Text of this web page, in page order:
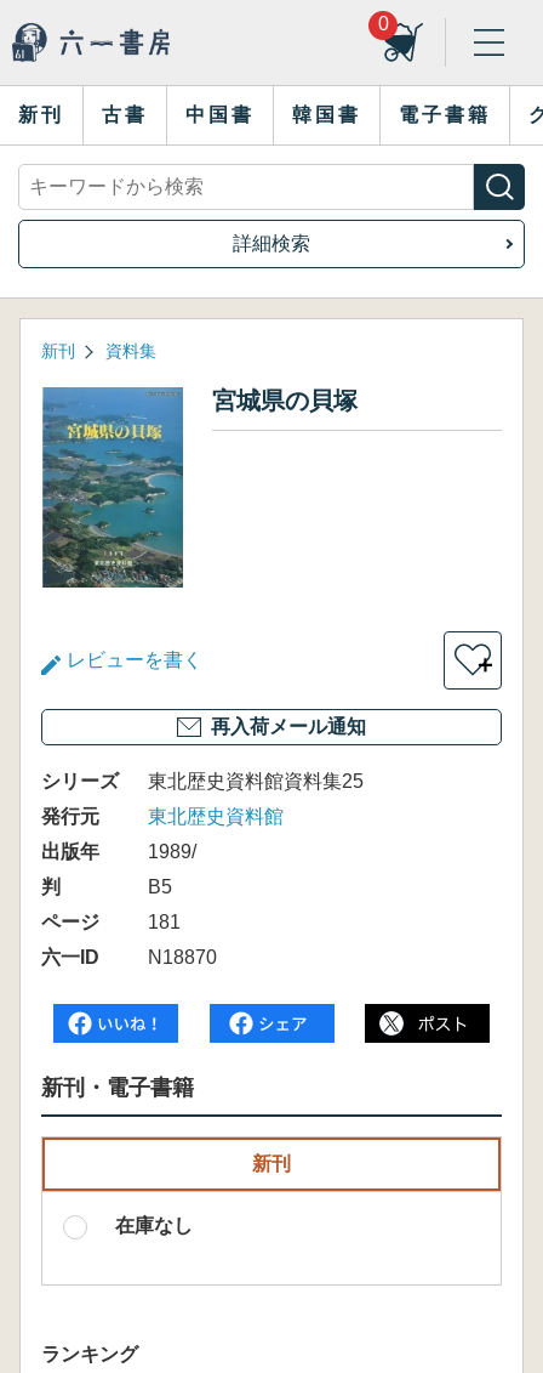
0
新刊 古書 中国書 韓国書 電子書籍
詳細検索
新刊 資料集
宮城県の貝塚
レビューを書く ＋
再入荷メール通知
シリーズ
東北歴史資料館資料集25
発行元
東北歴史資料館
出版年
1989/
判
B5
ページ
181
六一ID
N18870
新刊・電子書籍
新刊
在庫なし
ランキング